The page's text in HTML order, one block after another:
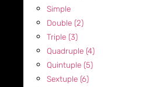
Simple
Double (2)
Triple (3)
Quadruple (4)
Quintuple (5)
Sextuple (6)